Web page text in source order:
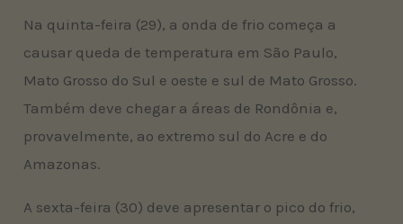
Na quinta-feira (29), a onda de frio começa a
causar queda de temperatura em São Paulo,
Mato Grosso do Sul e oeste e sul de Mato Grosso.
Também deve chegar a áreas de Rondônia e,
provavelmente, ao extremo sul do Acre e do
Amazonas.
A sexta-feira (30) deve apresentar o pico do frio,